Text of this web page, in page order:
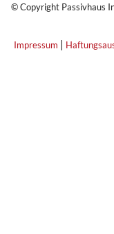
© Copyright Passivhaus
Impressum |